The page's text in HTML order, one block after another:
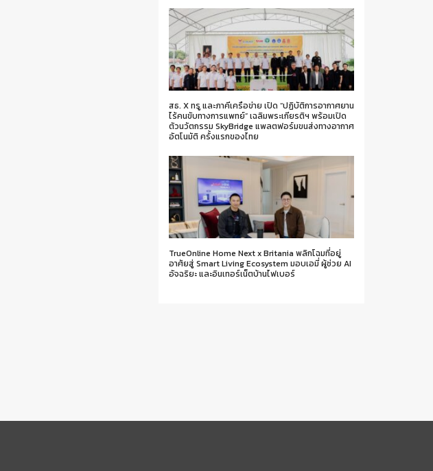
สธ. X ทรู และภาคีเครือข่าย เปิด “ปฏิบัติการอากาศยาน
ไร้คนขับทางการแพทย์” เฉลิมพระเกียรติฯ พร้อมเปิด
ตัวนวัตกรรม SkyBridge แพลตฟอร์มขนส่งทางอากาศ
อัตโนมัติ ครั้งแรกของไทย
TrueOnline Home Next x Britania พลิกโฉมที่อยู่
อาศัยสู่ Smart Living Ecosystem มอบเอมี่ ผู้ช่วย AI
อัจฉริยะ และอินเทอร์เน็ตบ้านไฟเบอร์